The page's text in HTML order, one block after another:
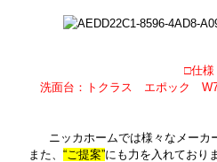
□仕様
洗面台：トクラス エポック
ニッカホームでは様々なメーカ
また、 “ご提案”にも力を入れており